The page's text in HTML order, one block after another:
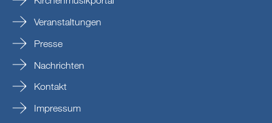
Veranstaltungen
Presse
Nachrichten
Kontakt
Impressum